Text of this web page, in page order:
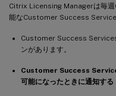
Citrix Licensing Managerは毎
能なCustomer Success
Customer Success
ンがあります。
Customer Success
可能になったときに通知する